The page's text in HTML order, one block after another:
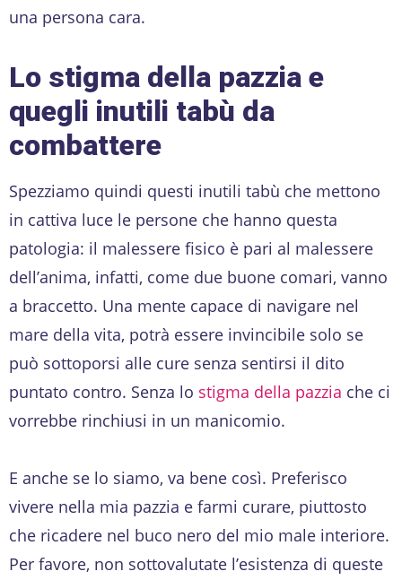
una persona cara.
Lo stigma della pazzia e
quegli inutili tabù da
combattere
Spezziamo quindi questi inutili tabù che mettono
in cattiva luce le persone che hanno questa
patologia: il malessere fisico è pari al malessere
dell’anima, infatti, come due buone comari, vanno
a braccetto. Una mente capace di navigare nel
mare della vita, potrà essere invincibile solo se
può sottoporsi alle cure senza sentirsi il dito
puntato contro. Senza lo stigma della pazzia che ci
vorrebbe rinchiusi in un manicomio.
E anche se lo siamo, va bene così. Preferisco
vivere nella mia pazzia e farmi curare, piuttosto
che ricadere nel buco nero del mio male interiore.
Per favore, non sottovalutate l’esistenza di queste